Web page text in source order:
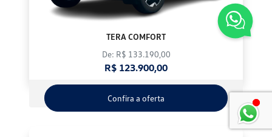
TERA COMFORT
De: R$ 133.190,00
R$ 123.900,00
Confira a oferta